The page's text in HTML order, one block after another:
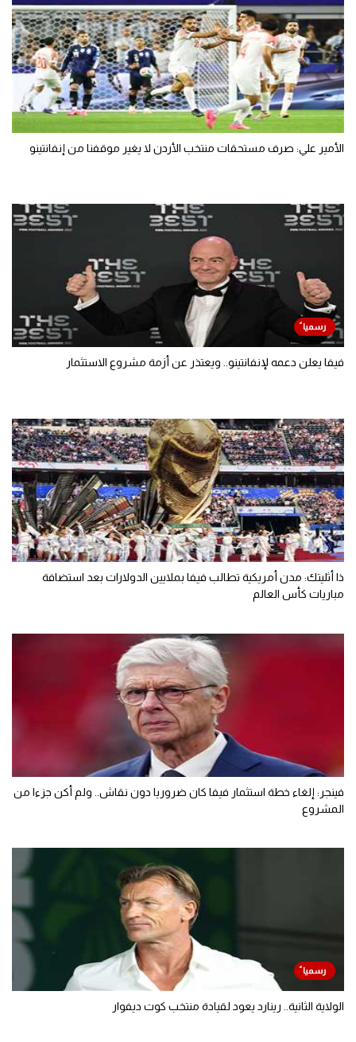
الأمير علي: صرف مستحقات منتخب الأردن لا يغير موقفنا من إنفانتينو
فيفا يعلن دعمه لإنفانتينو.. ويعتذر عن أزمة مشروع الاستثمار
ذا أثليتك: مدن أمريكية تطالب فيفا بملايين الدولارات بعد استضافة
مباريات كأس العالم
فينجر: إلغاء خطة استثمار فيفا كان ضروريا دون نقاش.. ولم أكن جزءا من
المشروع
الولاية الثانية.. رينارد يعود لقيادة منتخب كوت ديفوار